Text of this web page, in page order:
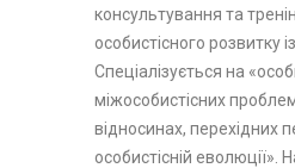
консультування та
особистісного розвитку
Спеціалізується на
міжособистісних
відносинах, перехідних
особистісній еволюції».